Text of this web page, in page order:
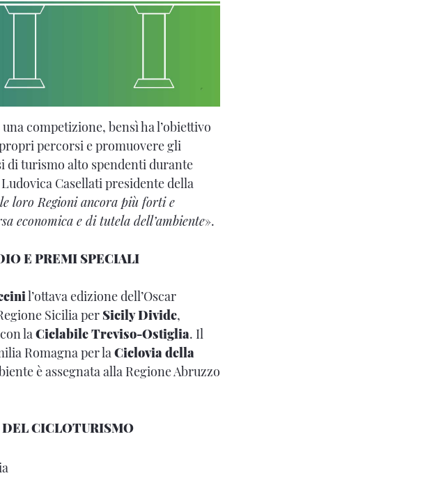
competizione, bensì ha l’obiettivo
percorsi e promuovere gli
di turismo alto spendenti durante
Casellati presidente della
loro Regioni ancora più forti e
economica e di tutela dell’ambiente».
E PREMI SPECIALI
l’ottava edizione dell’Oscar
Sicilia per Sicily Divide,
la Ciclabile Treviso-Ostiglia. Il
Romagna per la Ciclovia della
è assegnata alla Regione Abruzzo
CICLOTURISMO